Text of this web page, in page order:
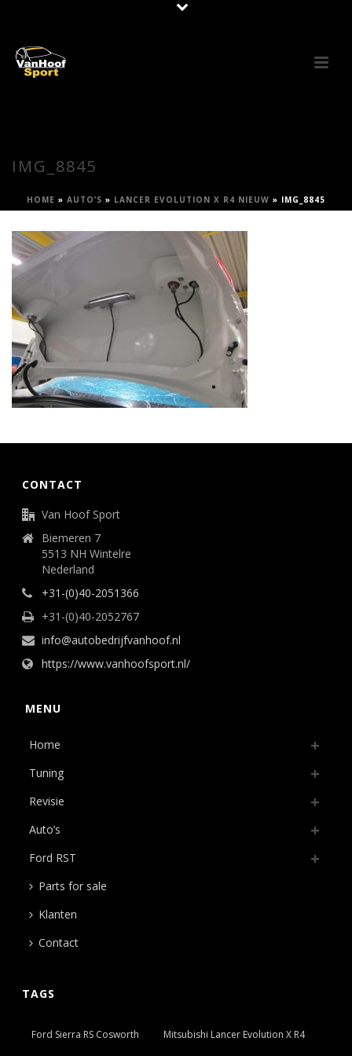
IMG_8845
HOME » AUTO’S » LANCER EVOLUTION X R4 NIEUW » IMG_8845
CONTACT
Van Hoof Sport
Biemeren 7
5513 NH Wintelre
Nederland
+31-(0)40-2051366
+31-(0)40-2052767
info@autobedrijfvanhoof.nl
https://www.vanhoofsport.nl/
MENU
Home
Tuning
Revisie
Auto’s
Ford RST
Parts for sale
Klanten
Contact
TAGS
Ford Sierra RS Cosworth Mitsubishi Lancer Evolution X R4